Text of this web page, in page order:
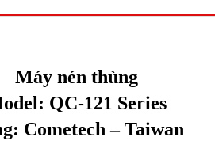
Máy nén thùng
QC-121 Series
Cometech– Taiwan